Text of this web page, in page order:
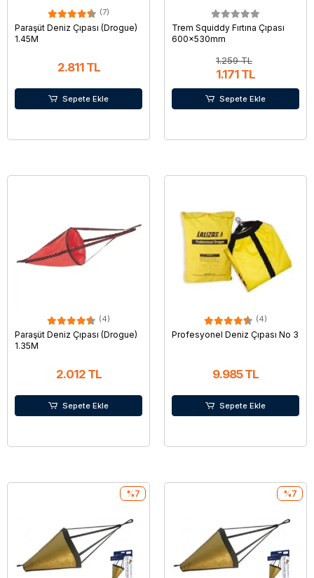
(7)
Paraşüt Deniz Çıpası (Drogue)
1.45M
2.811 TL
Sepete Ekle
Trem Squiddy Fırtına Çıpası
600x530mm
1.259 TL
1.171 TL
Sepete Ekle
(4)
Paraşüt Deniz Çıpası (Drogue)
1.35M
2.012 TL
Sepete Ekle
(4)
Profesyonel Deniz Çıpası No 3
9.985 TL
Sepete Ekle
%7 %7